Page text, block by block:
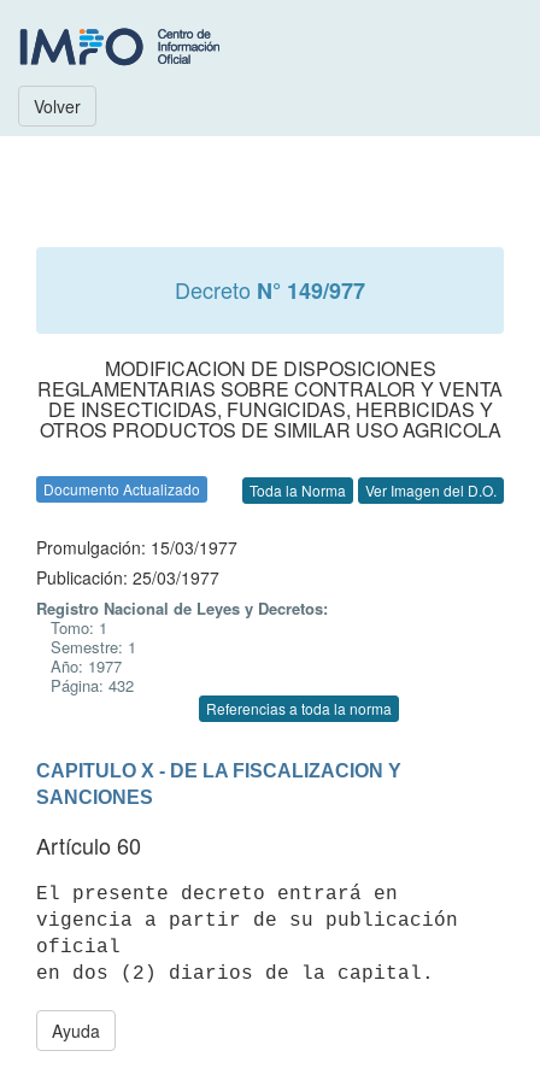
Volver
Decreto N° 149/977
MODIFICACION DE DISPOSICIONES
REGLAMENTARIAS SOBRE CONTRALOR Y VENTA
DE INSECTICIDAS, FUNGICIDAS, HERBICIDAS Y
OTROS PRODUCTOS DE SIMILAR USO AGRICOLA
Documento Actualizado Toda la Norma Ver Imagen del D.O.
Promulgación: 15/03/1977
Publicación: 25/03/1977
Registro Nacional de Leyes y Decretos:
Tomo: 1
Semestre: 1
Año: 1977
Página: 432
Referencias a toda la norma
CAPITULO X - DE LA FISCALIZACION Y
SANCIONES
Artículo 60
El presente decreto entrará en
vigencia a partir de su publicación
oficial
Ayuda